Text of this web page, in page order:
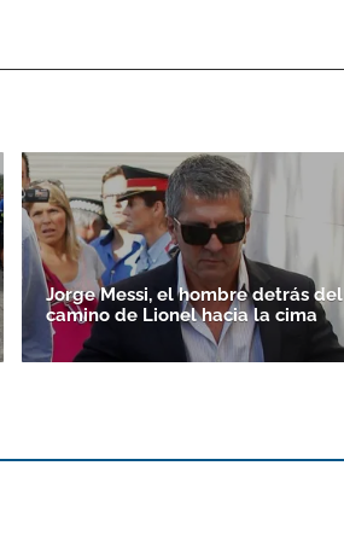
Jorge Messi, el hombre detrás del
camino de Lionel hacia la cima